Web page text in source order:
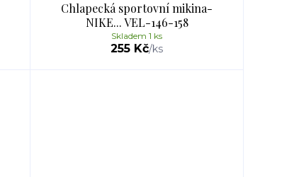
Chlapecká sportovní mikina-
NIKE... VEL-146-158
255 Kč/ks
Skladem 1 ks